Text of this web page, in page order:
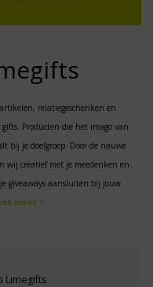
relatiegeschenken en
Producten die het imago van
bij je doelgroep. Door de nauwe
wij creatief met je meedenken en
giveaways aansluiten bij jouw
meer >
Limegifts